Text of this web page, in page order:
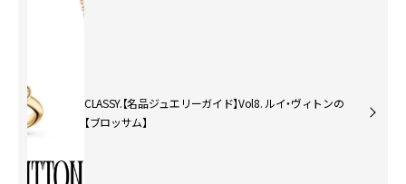
CLASSY.【名品ジュエリーガイド】Vol8. ルイ・ヴィトンの
【ブロッサム】